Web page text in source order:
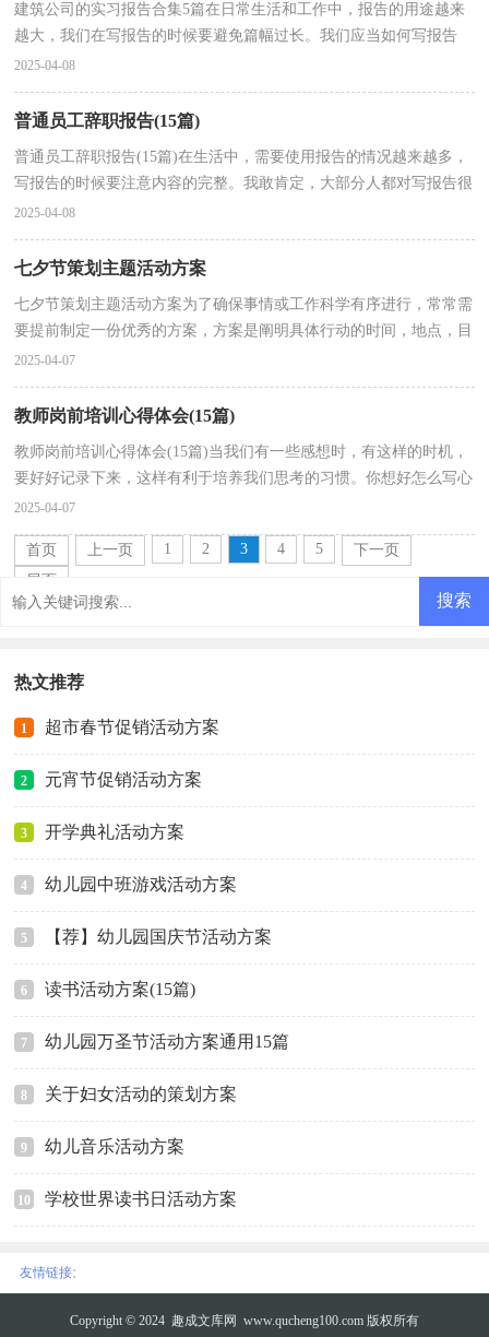
建筑公司的实习报告合集5篇在日常生活和工作中，报告的用途越来
越大，我们在写报告的时候要避免篇幅过长。我们应当如何写报告
呢？以下是小编精心整理的建筑公司的实习报告5篇，仅供...
2025-04-08
普通员工辞职报告(15篇)
普通员工辞职报告(15篇)在生活中，需要使用报告的情况越来越多，
写报告的时候要注意内容的完整。我敢肯定，大部分人都对写报告很
是头疼的，下面是小编为大家收集的普通员工辞职报告...
2025-04-08
七夕节策划主题活动方案
七夕节策划主题活动方案为了确保事情或工作科学有序进行，常常需
要提前制定一份优秀的方案，方案是阐明具体行动的时间，地点，目
的，预期效果，预算及方法等的企划案。那么优秀的方案是...
2025-04-07
教师岗前培训心得体会(15篇)
教师岗前培训心得体会(15篇)当我们有一些感想时，有这样的时机，
要好好记录下来，这样有利于培养我们思考的习惯。你想好怎么写心
得体会了吗？下面是小编为大家整理的教师岗前培训心...
2025-04-07
首页 上一页 1 2 3 4 5
下一页
尾页
热文推荐
1 超市春节促销活动方案
2 元宵节促销活动方案
3 开学典礼活动方案
4 幼儿园中班游戏活动方案
5 【荐】幼儿园国庆节活动方案
6 读书活动方案(15篇)
7 幼儿园万圣节活动方案通用15篇
8 关于妇女活动的策划方案
9 幼儿音乐活动方案
10 学校世界读书日活动方案
友情链接:
Copyright © 2024 趣成文库网 www.qucheng100.com 版权所有